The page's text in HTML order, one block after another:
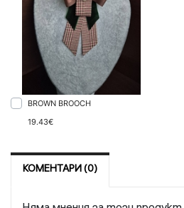
BROWN BROOCH
19.43€
КОМЕНТАРИ (0)